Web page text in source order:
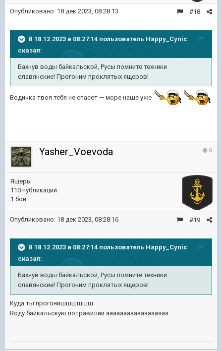
#18
Опубликовано: 18 дек 2023, 08:28:13
В 18.12.2023 в 08:27:14 пользователь Happy_Cynic
сказал:
Бахнув воды байкальской, Русы помните техники
славянские! Прогоним проклятых ящеров!
Водичка твоя тебя не спасет — море наше уже
0
Yasher_Voevoda
Ящеры
110 публикаций
1 бой
#19
Опубликовано: 18 дек 2023, 08:28:16
В 18.12.2023 в 08:27:14 пользователь Happy_Cynic
сказал:
Бахнув воды байкальской, Русы помните техники
славянские! Прогоним проклятых ящеров!
Куда ты прогонишшшшшш
Воду байкальскую потравилии ааааааазазазазазаз